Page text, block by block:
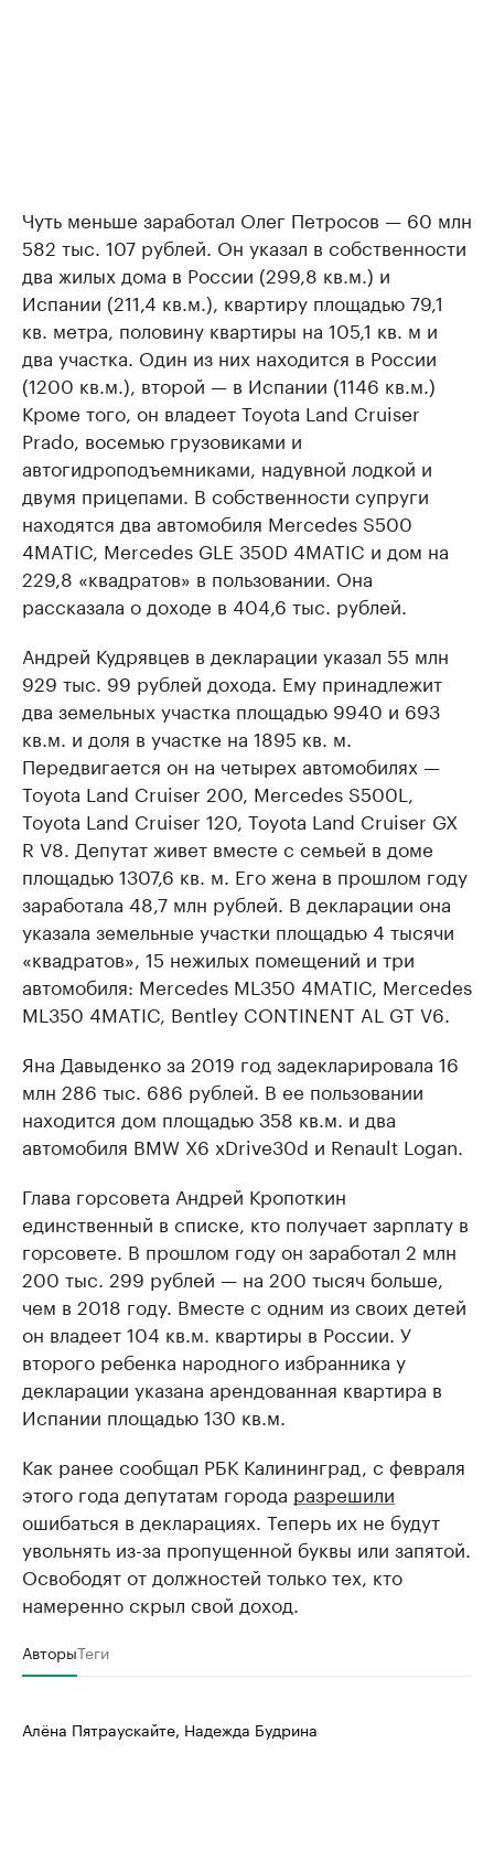
Чуть меньше заработал Олег Петросов — 60 млн
582 тыс. 107 рублей. Он указал в собственности
два жилых дома в России (299,8 кв.м.) и
Испании (211,4 кв.м.), квартиру площадью 79,1
кв. метра, половину квартиры на 105,1 кв. м и
два участка. Один из них находится в России
(1200 кв.м.), второй — в Испании (1146 кв.м.)
Кроме того, он владеет Toyota Land Cruiser
Prado, восемью грузовиками и
автогидроподъемниками, надувной лодкой и
двумя прицепами. В собственности супруги
находятся два автомобиля Mercedes S500
4MATIC, Mercedes GLE 350D 4MATIC и дом на
229,8 «квадратов» в пользовании. Она
рассказала о доходе в 404,6 тыс. рублей.
Андрей Кудрявцев в декларации указал 55 млн
929 тыс. 99 рублей дохода. Ему принадлежит
два земельных участка площадью 9940 и 693
кв.м. и доля в участке на 1895 кв. м.
Передвигается он на четырех автомобилях —
Toyota Land Cruiser 200, Mercedes S500L,
Toyota Land Cruiser 120, Toyota Land Cruiser GX
R V8. Депутат живет вместе с семьей в доме
площадью 1307,6 кв. м. Его жена в прошлом году
заработала 48,7 млн рублей. В декларации она
указала земельные участки площадью 4 тысячи
«квадратов», 15 нежилых помещений и три
автомобиля: Mercedes ML350 4MATIC, Mercedes
ML350 4MATIC, Bentley CONTINENT AL GT V6.
Яна Давыденко за 2019 год задекларировала 16
млн 286 тыс. 686 рублей. В ее пользовании
находится дом площадью 358 кв.м. и два
автомобиля BMW X6 xDrive30d и Renault Logan.
Глава горсовета Андрей Кропоткин
единственный в списке, кто получает зарплату в
горсовете. В прошлом году он заработал 2 млн
200 тыс. 299 рублей — на 200 тысяч больше,
чем в 2018 году. Вместе с одним из своих детей
он владеет 104 кв.м. квартиры в России. У
второго ребенка народного избранника у
декларации указана арендованная квартира в
Испании площадью 130 кв.м.
Как ранее сообщал РБК Калининград, с февраля
этого года депутатам города разрешили
ошибаться в декларациях. Теперь их не будут
увольнять из-за пропущенной буквы или запятой.
Освободят от должностей только тех, кто
намеренно скрыл свой доход.
АвторыТеги
Алёна Пятраускайте, Надежда Будрина